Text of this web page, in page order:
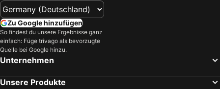
Zu Google hinzufügen
So findest du unsere Ergebnisse ganz
einfach: Füge trivago als bevorzugte
Quelle bei Google hinzu.
Unternehmen
Unsere Produkte